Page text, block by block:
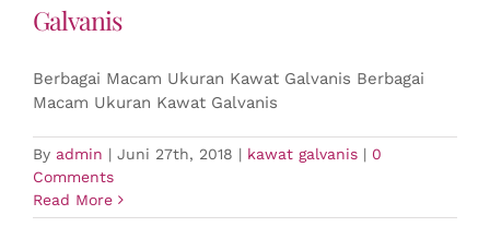
Galvanis
Berbagai Macam Ukuran Kawat Galvanis Berbagai
Macam Ukuran Kawat Galvanis
By admin | Juni 27th, 2018 | kawat galvanis | 0
Comments
Read More